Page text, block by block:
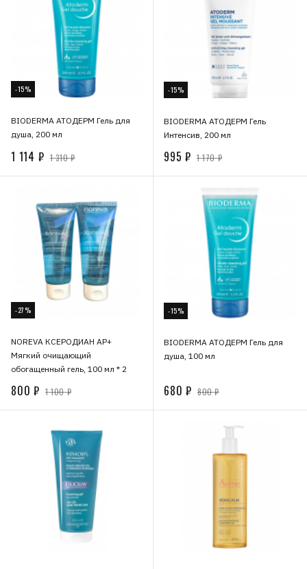
-15%
BIODERMA АТОДЕРМ Гель для
душа, 200 мл
1 114 ₽ 1 310 ₽
-15%
BIODERMA АТОДЕРМ Гель
Интенсив, 200 мл
995 ₽ 1 170 ₽
-27%
NOREVA КСЕРОДИАН АР+
Мягкий очищающий
обогащенный гель, 100 мл * 2
800 ₽ 1 100 ₽
-15%
BIODERMA АТОДЕРМ Гель для
душа, 100 мл
680 ₽ 800 ₽